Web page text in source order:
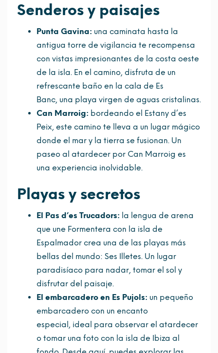
Senderos y paisajes
Punta Gavina: una caminata hasta la
antigua torre de vigilancia te recompensa
con vistas impresionantes de la costa oeste
de la isla. En el camino, disfruta de un
refrescante baño en la cala de Es
Banc, una playa virgen de aguas cristalinas.
Can Marroig: bordeando el Estany d’es
Peix, este camino te lleva a un lugar mágico
donde el mar y la tierra se fusionan. Un
paseo al atardecer por Can Marroig es
una experiencia inolvidable.
Playas y secretos
El Pas d’es Trucadors: la lengua de arena
que une Formentera con la isla de
Espalmador crea una de las playas más
bellas del mundo: Ses Illetes. Un lugar
paradisíaco para nadar, tomar el sol y
disfrutar del paisaje.
El embarcadero en Es Pujols: un pequeño
embarcadero con un encanto
especial, ideal para observar el atardecer
o tomar una foto con la isla de Ibiza al